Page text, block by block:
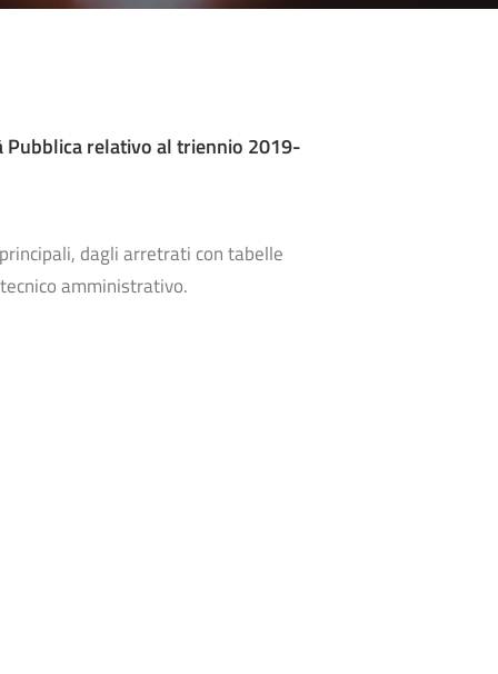
relativo al triennio 2019-
dagli arretrati con tabelle
amministrativo.